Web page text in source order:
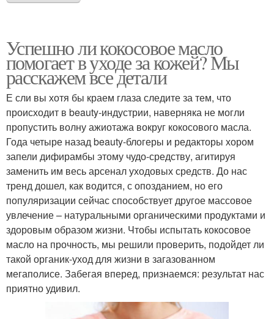
Успешно ли кокосовое масло
помогает в уходе за кожей? Мы
расскажем все детали
Е сли вы хотя бы краем глаза следите за тем, что
происходит в beauty-индустрии, наверняка не могли
пропустить волну ажиотажа вокруг кокосового масла.
Года четыре назад beauty-блогеры и редакторы хором
запели дифирамбы этому чудо-средству, агитируя
заменить им весь арсенал уходовых средств. До нас
тренд дошел, как водится, с опозданием, но его
популяризации сейчас способствует другое массовое
увлечение – натуральными органическими продуктами и
здоровым образом жизни. Чтобы испытать кокосовое
масло на прочность, мы решили проверить, подойдет ли
такой органик-уход для жизни в загазованном
мегаполисе. Забегая вперед, признаемся: результат нас
приятно удивил.